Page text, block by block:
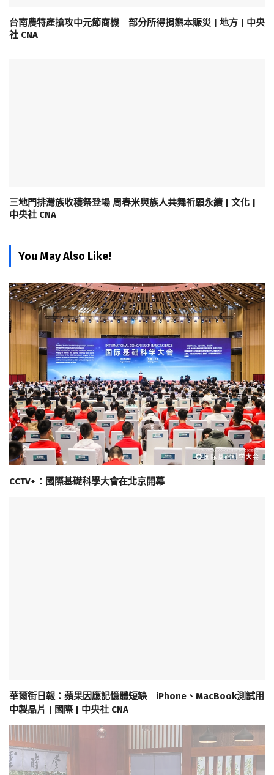
台南農特產搶攻中元節商機 部分所得捐熊本賑災 | 地方 | 中央
社 CNA
三地門排灣族收穫祭登場 周春米與族人共舞祈願永續 | 文化 |
中央社 CNA
You May Also Like!
CCTV+：國際基礎科學大會在北京開幕
華爾街日報：蘋果因應記憶體短缺 iPhone、MacBook測試用
中製晶片 | 國際 | 中央社 CNA